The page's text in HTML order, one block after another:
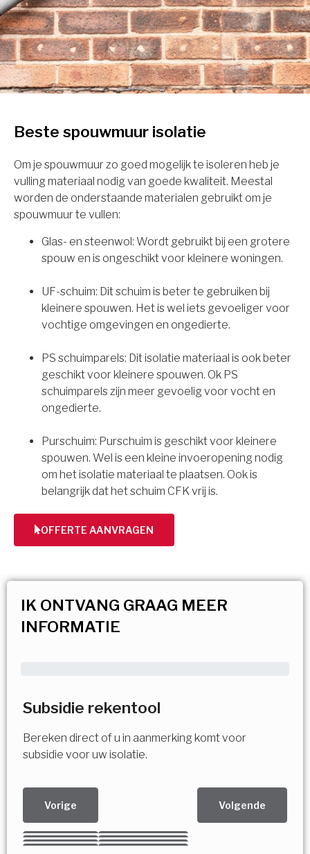
Beste spouwmuur isolatie
Om je spouwmuur zo goed mogelijk te isoleren heb je
vulling materiaal nodig van goede kwaliteit. Meestal
worden de onderstaande materialen gebruikt om je
spouwmuur te vullen:
Glas- en steenwol: Wordt gebruikt bij een grotere
spouw en is ongeschikt voor kleinere woningen.
UF-schuim: Dit schuim is beter te gebruiken bij
kleinere spouwen. Het is wel iets gevoeliger voor
vochtige omgevingen en ongedierte.
PS schuimparels: Dit isolatie materiaal is ook beter
geschikt voor kleinere spouwen. Ok PS
schuimparels zijn meer gevoelig voor vocht en
ongedierte.
Purschuim: Purschuim is geschikt voor kleinere
spouwen. Wel is een kleine invoeropening nodig
om het isolatie materiaal te plaatsen. Ook is
belangrijk dat het schuim CFK vrij is.
OFFERTE AANVRAGEN
IK ONTVANG GRAAG MEER
INFORMATIE
Subsidie rekentool
Bereken direct of u in aanmerking komt voor
subsidie voor uw isolatie.
Vorige Volgende
Kies uw Isolatiemaatregel
Vorige Volgende